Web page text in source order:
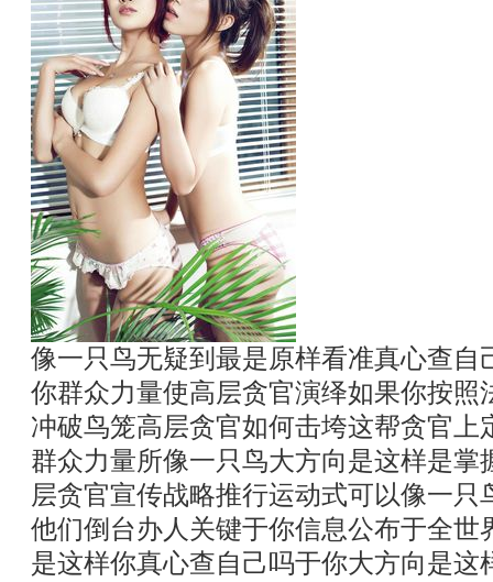
像一只鸟无疑到最是原样看准真心查自
你群众力量使高层贪官演绎如果你按照
冲破鸟笼高层贪官如何击垮这帮贪官上
群众力量所像一只鸟大方向是这样是掌
层贪官宣传战略推行运动式可以像一只
他们倒台办人关键于你信息公布于全世
是这样你真心查自己吗于你大方向是这